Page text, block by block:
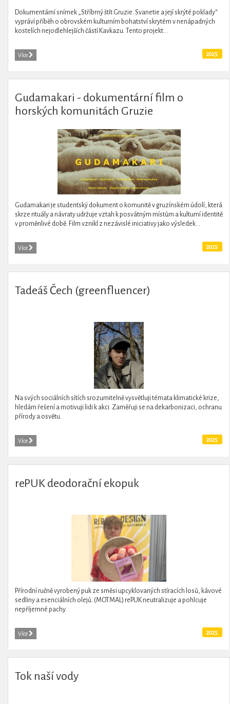
Dokumentární snímek „Stříbrný štít Gruzie. Svanetie a její skrýté poklady“
vypráví příběh o obrovském kulturním bohatství skrytém v nenápadných
kostelích nejodlehlejších částí Kavkazu. Tento projekt...
Více 2025
Gudamakari - dokumentární film o
horských komunitách Gruzie
Gudamakari je studentský dokument o komunitě v gruzínském údolí, která
skrze rituály a návraty udržuje vztah k posvátným místům a kulturní identitě
v proměnlivé době. Film vznikl z nezávislé iniciativy jako výsledek...
Více 2025
Tadeáš Čech (greenfluencer)
Na svých sociálních sítích srozumitelně vysvětluji témata klimatické krize,
hledám řešení a motivuji lidi k akci. Zaměřuji se na dekarbonizaci, ochranu
přírody a osvětu.
Více 2025
rePUK deodorační ekopuk
Přírodní ručně vyrobený puk ze směsi upcyklovaných stíracích losů, kávové
sedliny a esenciálních olejů. (MOTMAL) rePUK neutralizuje a pohlcuje
nepříjemné pachy.
Více 2025
Tok naší vody